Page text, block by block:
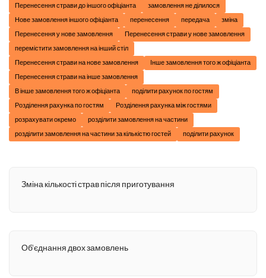
Перенесення страви до іншого офіціанта
замовлення не ділилося
Нове замовлення іншого офіціанта
перенесення передача
зміна
Перенесення у нове замовлення
Перенесення страви у нове замовлення
перемістити замовлення на інший стіл
Перенесення страви на нове замовлення
Інше замовлення того ж офіціанта
Перенесення страви на інше замовлення
В інше замовлення того ж офіціанта
поділити рахунок по гостям
Розділення рахунка по гостям
Розділення рахунка між гостями
розрахувати окремо
розділити замовлення на частини
розділити замовлення на частини за кількістю гостей
поділити рахунок
Зміна кількості страв після приготування
Об'єднання двох замовлень